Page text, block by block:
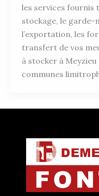
les services fournis
stockage, le garde-
l’exportation, les
transfert de vos
à stocker à
communes